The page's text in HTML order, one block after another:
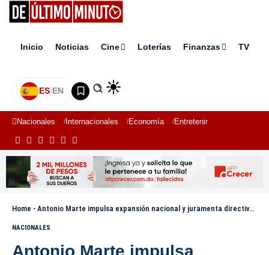
Inicio Noticias Cine Loterías Finanzas TV
ES|EN
Nacionales Internacionales Economía Entretenimiento
Home - Antonio Marte impulsa expansión nacional y juramenta directiva del PPG en Higüey
NACIONALES
Antonio Marte impulsa